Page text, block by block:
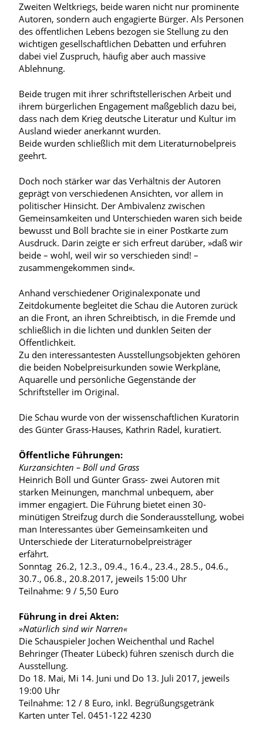
Zweiten Weltkriegs, beide waren nicht nur prominente
Autoren, sondern auch engagierte Bürger. Als Personen
des öffentlichen Lebens bezogen sie Stellung zu den
wichtigen gesellschaftlichen Debatten und erfuhren
dabei viel Zuspruch, häufig aber auch massive
Ablehnung.
Beide trugen mit ihrer schriftstellerischen Arbeit und
ihrem bürgerlichen Engagement maßgeblich dazu bei,
dass nach dem Krieg deutsche Literatur und Kultur im
Ausland wieder anerkannt wurden.
Beide wurden schließlich mit dem Literaturnobelpreis
geehrt.
Doch noch stärker war das Verhältnis der Autoren
geprägt von verschiedenen Ansichten, vor allem in
politischer Hinsicht. Der Ambivalenz zwischen
Gemeinsamkeiten und Unterschieden waren sich beide
bewusst und Böll brachte sie in einer Postkarte zum
Ausdruck. Darin zeigte er sich erfreut darüber, »daß wir
beide – wohl, weil wir so verschieden sind! –
zusammengekommen sind«.
Anhand verschiedener Originalexponate und
Zeitdokumente begleitet die Schau die Autoren zurück
an die Front, an ihren Schreibtisch, in die Fremde und
schließlich in die lichten und dunklen Seiten der
Öffentlichkeit.
Zu den interessantesten Ausstellungsobjekten gehören
die beiden Nobelpreisurkunden sowie Werkpläne,
Aquarelle und persönliche Gegenstände der
Schriftsteller im Original.
Die Schau wurde von der wissenschaftlichen Kuratorin
des Günter Grass-Hauses, Kathrin Rädel, kuratiert.
Öffentliche Führungen:
Kurzansichten – Böll und Grass
Heinrich Böll und Günter Grass- zwei Autoren mit
starken Meinungen, manchmal unbequem, aber
immer engagiert. Die Führung bietet einen 30-
minütigen Streifzug durch die Sonderausstellung, wobei
man Interessantes über Gemeinsamkeiten und
Unterschiede der Literaturnobelpreisträger
erfährt.
Sonntag 26.2, 12.3., 09.4., 16.4., 23.4., 28.5., 04.6.,
30.7., 06.8., 20.8.2017, jeweils 15:00 Uhr
Teilnahme: 9 / 5,50 Euro
Führung in drei Akten:
»Natürlich sind wir Narren«
Die Schauspieler Jochen Weichenthal und Rachel
Behringer (Theater Lübeck) führen szenisch durch die
Ausstellung.
Do 18. Mai, Mi 14. Juni und Do 13. Juli 2017, jeweils
19:00 Uhr
Teilnahme: 12 / 8 Euro, inkl. Begrüßungsgetränk
Karten unter Tel. 0451-122 4230